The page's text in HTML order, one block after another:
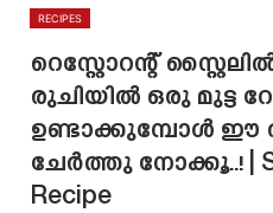
RECIPES
റെസ്റ്റോറന്റ്
രുചിയിൽ ഒരു മുട്ട
ഉണ്ടാക്കുമ്പോൾ ഈ
ചേർത്തു നോക്കൂ..! |
Recipe